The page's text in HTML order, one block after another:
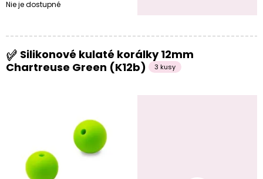
Nie je dostupné
Silikonové kulaté korálky 12mm
Chartreuse Green (K12b)
3 kusy